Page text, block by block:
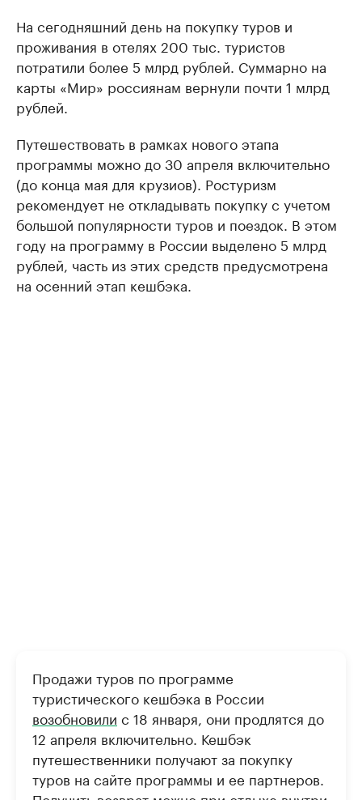
На сегодняшний день на покупку туров и
проживания в отелях 200 тыс. туристов
потратили более 5 млрд рублей. Суммарно на
карты «Мир» россиянам вернули почти 1 млрд
рублей.
Путешествовать в рамках нового этапа
программы можно до 30 апреля включительно
(до конца мая для крузиов). Ростуризм
рекомендует не откладывать покупку с учетом
большой популярности туров и поездок. В этом
году на программу в России выделено 5 млрд
рублей, часть из этих средств предусмотрена
на осенний этап кешбэка.
Продажи туров по программе
туристического кешбэка в России
возобновили с 18 января, они продлятся до
12 апреля включительно. Кешбэк
путешественники получают за покупку
туров на сайте программы и ее партнеров.